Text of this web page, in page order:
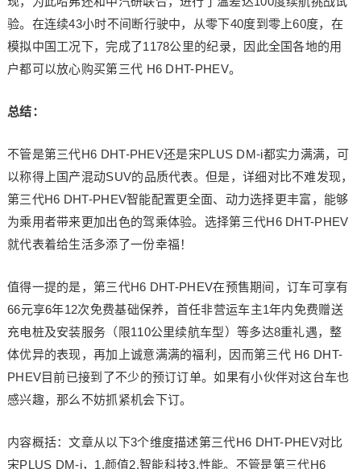
验。在连续43小时不间断行驶中，从零下40度到零上60度，在
模拟中国工况下，完成了1178公里的纪录，因此全国各地的用
户都可以放心购买第三代 H6 DHT-PHEV。
总结：
不管是第三代H6 DHT-PHEV还是宋PLUS DM-i都实力满满，可
以称得上国产混动SUV的品质代表。但是，详细对比不难发现，
第三代H6 DHT-PHEV智能配置更全面、动力选择更丰富，能够
为乘用者带来更加出色的驾乘体验。选择第三代H6 DHT-PHEV
就代表着给生活多添了一份幸福！
值得一提的是，第三代H6 DHT-PHEV在预售期间，订车可享有
66元享6年12次免费基础保养，首任非营运车主1年内免费赠送
充电桩及安装服务（限110公里续航车型）等多达8重礼遇，整
体优异的表现，再加上诚意满满的福利，因而第三代 H6 DHT-
PHEV目前已接到了不少的预订订单。如果有小伙伴对这台车也
感兴趣，那么不妨抓紧机会下订。
内容概括：文章从以下3个维度描述第三代H6 DHT-PHEV对比
宋PLUS DM-i，1.颜值2.智能科技3.性能。不管是第三代H6